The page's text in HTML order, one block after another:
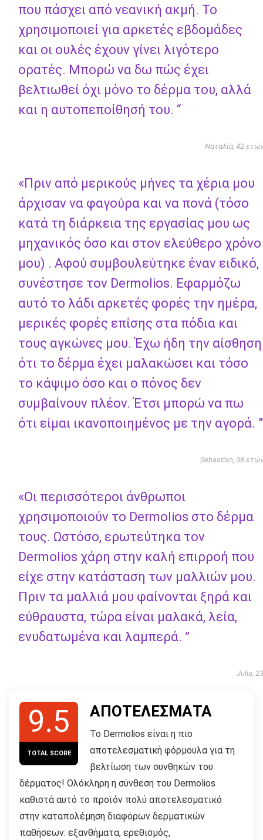
που πάσχει από νεανική ακμή. Το
χρησιμοποιεί για αρκετές εβδομάδες
και οι ουλές έχουν γίνει λιγότερο
ορατές. Μπορώ να δω πώς έχει
βελτιωθεί όχι μόνο το δέρμα του, αλλά
και η αυτοπεποίθησή του. “
Ναταλία, 42 ετών
«Πριν από μερικούς μήνες τα χέρια μου
άρχισαν να φαγούρα και να πονά (τόσο
κατά τη διάρκεια της εργασίας μου ως
μηχανικός όσο και στον ελεύθερο χρόνο
μου) . Αφού συμβουλεύτηκε έναν ειδικό,
συνέστησε τον Dermolios. Εφαρμόζω
αυτό το λάδι αρκετές φορές την ημέρα,
μερικές φορές επίσης στα πόδια και
τους αγκώνες μου. Έχω ήδη την αίσθηση
ότι το δέρμα έχει μαλακώσει και τόσο
το κάψιμο όσο και ο πόνος δεν
συμβαίνουν πλέον. Έτσι μπορώ να πω
ότι είμαι ικανοποιημένος με την αγορά. ”
Sebastian, 38 ετών
«Οι περισσότεροι άνθρωποι
χρησιμοποιούν το Dermolios στο δέρμα
τους. Ωστόσο, ερωτεύτηκα τον
Dermolios χάρη στην καλή επιρροή που
είχε στην κατάσταση των μαλλιών μου.
Πριν τα μαλλιά μου φαίνονται ξηρά και
εύθραυστα, τώρα είναι μαλακά, λεία,
ενυδατωμένα και λαμπερά. ”
Julia, 23
9.5
TOTAL SCORE
ΑΠΟΤΕΛΕΣΜΑΤΑ
Το Dermolios είναι η πιο
αποτελεσματική φόρμουλα για τη
βελτίωση των συνθηκών του
δέρματος! Ολόκληρη η σύνθεση του Dermolios
καθιστά αυτό το προϊόν πολύ αποτελεσματικό
στην καταπολέμηση διαφόρων δερματικών
παθήσεων: εξανθήματα, ερεθισμός,